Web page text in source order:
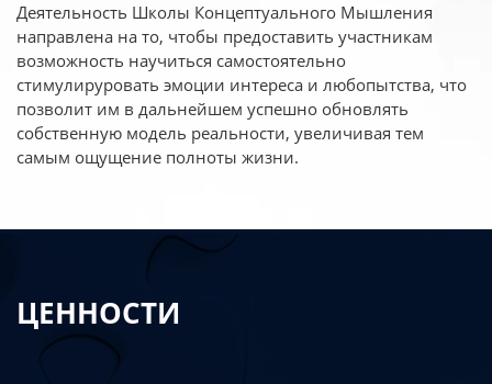
Деятельность Школы Концептуального Мышления
направлена на то, чтобы предоставить участникам
возможность научиться самостоятельно
стимулируровать эмоции интереса и любопытства, что
позволит им в дальнейшем успешно обновлять
собственную модель реальности, увеличивая тем
самым ощущение полноты жизни.
ЦЕННОСТИ